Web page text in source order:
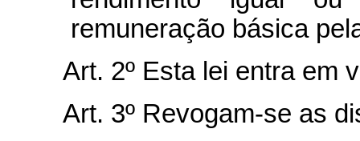
remuneração básica
Art. 2º Esta lei entra em
Art. 3º Revogam-se as